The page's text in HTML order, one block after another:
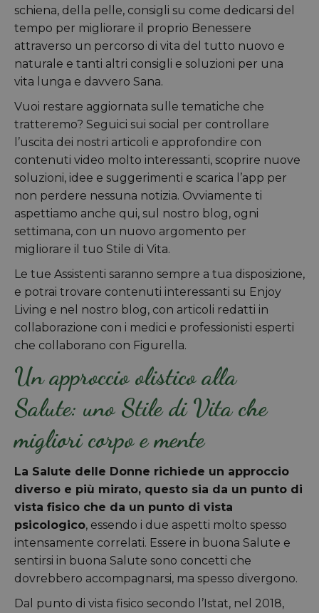
schiena, della pelle, consigli su come dedicarsi del
tempo per migliorare il proprio Benessere
attraverso un percorso di vita del tutto nuovo e
naturale e tanti altri consigli e soluzioni per una
vita lunga e davvero Sana.
Vuoi restare aggiornata sulle tematiche che
tratteremo? Seguici sui social per controllare
l’uscita dei nostri articoli e approfondire con
contenuti video molto interessanti, scoprire nuove
soluzioni, idee e suggerimenti e scarica l’app per
non perdere nessuna notizia. Ovviamente ti
aspettiamo anche qui, sul nostro blog, ogni
settimana, con un nuovo argomento per
migliorare il tuo Stile di Vita.
Le tue Assistenti saranno sempre a tua disposizione,
e potrai trovare contenuti interessanti su Enjoy
Living e nel nostro blog, con articoli redatti in
collaborazione con i medici e professionisti esperti
che collaborano con Figurella.
Un approccio olistico alla
Salute: uno Stile di Vita che
migliori corpo e mente
La Salute delle Donne richiede un approccio
diverso e più mirato, questo sia da un punto di
vista fisico che da un punto di vista
psicologico, essendo i due aspetti molto spesso
intensamente correlati. Essere in buona Salute e
sentirsi in buona Salute sono concetti che
dovrebbero accompagnarsi, ma spesso divergono.
Dal punto di vista fisico secondo l’Istat, nel 2018,